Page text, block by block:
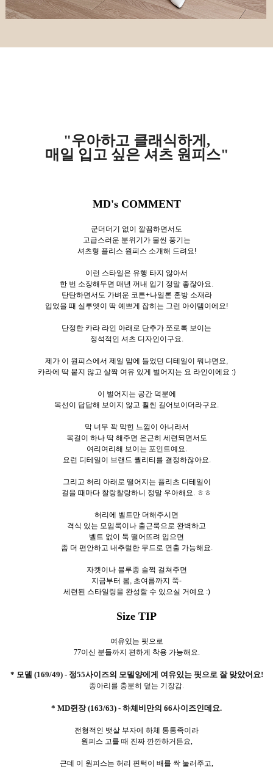
"우아하고 클래식하게,
매일 입고 싶은 셔츠 원피스"
MD's COMMENT
군더더기 없이 깔끔하면서도
고급스러운 분위기가 물씬 풍기는
셔츠형 플리스 원피스 소개해 드려요!
이런 스타일은 유행 타지 않아서
한 번 소장해두면 매년 꺼내 입기 정말 좋잖아요.
탄탄하면서도 가벼운 코튼+나일론 혼방 소재라
입었을 때 실루엣이 딱 예쁘게 잡히는 그런 아이템이에요!
단정한 카라 라인 아래로 단추가 쪼로록 보이는
정석적인 셔츠 디자인이구요.
제가 이 원피스에서 제일 맘에 들었던 디테일이 뭐냐면요,
카라에 딱 붙지 않고 살짝 여유 있게 벌어지는 요 라인이에요 :)
이 벌어지는 공간 덕분에
목선이 답답해 보이지 않고 훨씬 길어보이더라구요.
막 너무 꽉 막힌 느낌이 아니라서
목걸이 하나 딱 해주면 은근히 세련되면서도
여리여리해 보이는 포인트예요.
요런 디테일이 브랜드 퀄리티를 결정하잖아요.
그리고 허리 아래로 떨어지는 플리츠 디테일이
걸을 때마다 찰랑찰랑하니 정말 우아해요. ㅎㅎ
허리에 벨트만 더해주시면
격식 있는 모임룩이나 출근룩으로 완벽하고
벨트 없이 툭 떨어뜨려 입으면
좀 더 편안하고 내추럴한 무드로 연출 가능해요.
자켓이나 블루종 슬쩍 걸쳐주면
지금부터 봄, 초여름까지 쭉-
세련된 스타일링을 완성할 수 있으실 거예요 :)
Size TIP
여유있는 핏으로
77이신 분들까지 편하게 착용 가능해요.
* 모델 (169/49) - 정55사이즈의 모델양에게 여유있는 핏으로 잘 맞았어요!
종아리를 충분히 덮는 기장감.
* MD쥔장 (163/63) - 하체비만의 66사이즈인데요.
전형적인 뱃살 부자에 하체 통통족이라
원피스 고를 때 진짜 깐깐하거든요,
근데 이 원피스는 허리 핀턱이 배를 싹 눌러주고,